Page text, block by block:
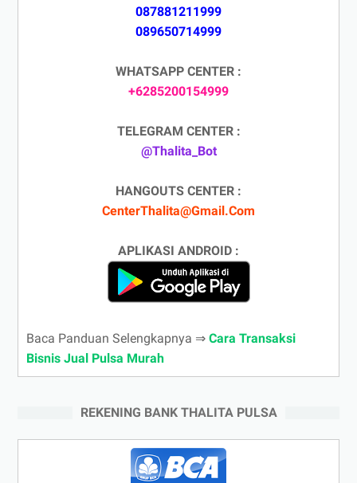
087881211999
089650714999
WHATSAPP CENTER :
+6285200154999
TELEGRAM CENTER :
@Thalita_Bot
HANGOUTS CENTER :
CenterThalita@Gmail.Com
APLIKASI ANDROID :
Baca Panduan Selengkapnya ⇒ Cara Transaksi
Bisnis Jual Pulsa Murah
REKENING BANK THALITA PULSA